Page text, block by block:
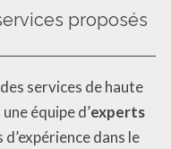
proposés
services de haute
équipe d’experts
dans le